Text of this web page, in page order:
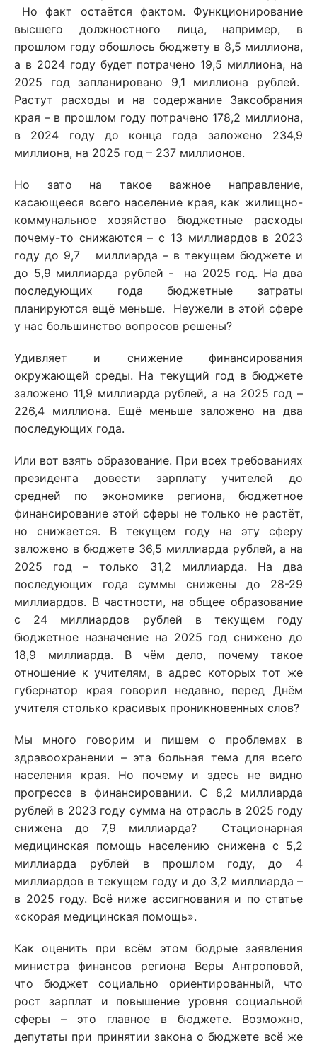
Но факт остаётся фактом. Функционирование
высшего должностного лица, например, в
прошлом году обошлось бюджету в 8,5 миллиона,
а в 2024 году будет потрачено 19,5 миллиона, на
2025 год запланировано 9,1 миллиона рублей.
Растут расходы и на содержание Заксобрания
края – в прошлом году потрачено 178,2 миллиона,
в 2024 году до конца года заложено 234,9
миллиона, на 2025 год – 237 миллионов.
Но зато на такое важное направление,
касающееся всего население края, как жилищно-
коммунальное хозяйство бюджетные расходы
почему-то снижаются – с 13 миллиардов в 2023
году до 9,7 миллиарда – в текущем бюджете и
до 5,9 миллиарда рублей - на 2025 год. На два
последующих года бюджетные затраты
планируются ещё меньше. Неужели в этой сфере
у нас большинство вопросов решены?
Удивляет и снижение финансирования
окружающей среды. На текущий год в бюджете
заложено 11,9 миллиарда рублей, а на 2025 год –
226,4 миллиона. Ещё меньше заложено на два
последующих года.
Или вот взять образование. При всех требованиях
президента довести зарплату учителей до
средней по экономике региона, бюджетное
финансирование этой сферы не только не растёт,
но снижается. В текущем году на эту сферу
заложено в бюджете 36,5 миллиарда рублей, а на
2025 год – только 31,2 миллиарда. На два
последующих года суммы снижены до 28-29
миллиардов. В частности, на общее образование
с 24 миллиардов рублей в текущем году
бюджетное назначение на 2025 год снижено до
18,9 миллиарда. В чём дело, почему такое
отношение к учителям, в адрес которых тот же
губернатор края говорил недавно, перед Днём
учителя столько красивых проникновенных слов?
Мы много говорим и пишем о проблемах в
здравоохранении – эта больная тема для всего
населения края. Но почему и здесь не видно
прогресса в финансировании. С 8,2 миллиарда
рублей в 2023 году сумма на отрасль в 2025 году
снижена до 7,9 миллиарда? Стационарная
медицинская помощь населению снижена с 5,2
миллиарда рублей в прошлом году, до 4
миллиардов в текущем году и до 3,2 миллиарда –
в 2025 году. Всё ниже ассигнования и по статье
«скорая медицинская помощь».
Как оценить при всём этом бодрые заявления
министра финансов региона Веры Антроповой,
что бюджет социально ориентированный, что
рост зарплат и повышение уровня социальной
сферы – это главное в бюджете. Возможно,
депутаты при принятии закона о бюджете всё же